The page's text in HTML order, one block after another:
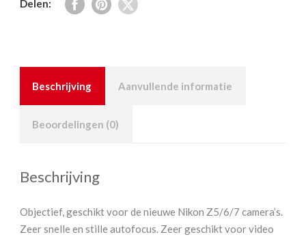
Delen:
Beschrijving Aanvullende informatie
Beoordelingen (0)
Beschrijving
Objectief, geschikt voor de nieuwe Nikon Z5/6/7 camera’s.
Zeer snelle en stille autofocus. Zeer geschikt voor video